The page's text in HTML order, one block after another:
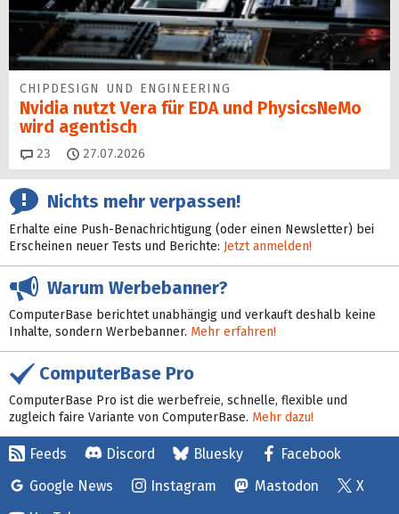
CHIPDESIGN UND ENGINEERING
Nvidia nutzt Vera für EDA und PhysicsNeMo
wird agentisch
23 Kommentare
27.07.2026
Nichts mehr verpassen!
Erhalte eine Push-Benachrichtigung (oder einen Newsletter) bei
Erscheinen neuer Tests und Berichte: Jetzt anmelden!
Warum Werbebanner?
ComputerBase berichtet unabhängig und verkauft deshalb keine
Inhalte, sondern Werbebanner. Mehr erfahren!
ComputerBase Pro
ComputerBase Pro ist die werbefreie, schnelle, flexible und
zugleich faire Variante von ComputerBase. Mehr dazu!
Feeds Discord Bluesky
Facebook
Google News
Instagram Mastodon
X